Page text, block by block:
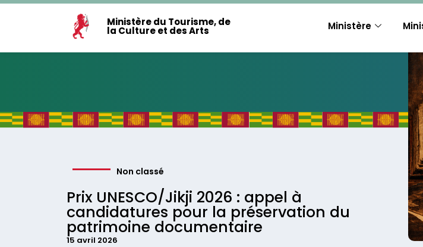
Ministère du Tourisme, de
la Culture et des Arts Ministère
Non classé
Prix UNESCO/Jikji 2026 : appel à
candidatures pour la préservation du
patrimoine documentaire
15 avril 2026